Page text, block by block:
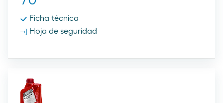
Ficha técnica
Hoja de seguridad